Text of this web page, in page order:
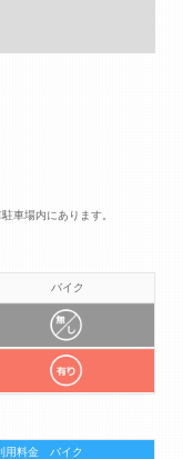
車場内にあります。
バイク
用料金 バイク